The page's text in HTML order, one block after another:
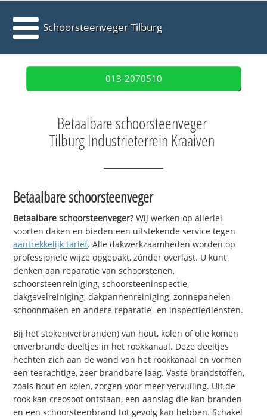
Schoorsteenveger Tilburg
013-2070510
Betaalbare schoorsteenveger
Tilburg Industrieterrein Kraaiven
Betaalbare schoorsteenveger
Betaalbare schoorsteenveger? Wij werken op allerlei
soorten daken en bieden een uitstekende service tegen
aantrekkelijk tarief. Alle dakwerkzaamheden worden op
professionele wijze opgepakt, zónder overlast. U kunt
denken aan reparatie van schoorstenen,
schoorsteenreiniging, schoorsteeninspectie,
dakgevelreiniging, dakpannenreiniging, zonnepanelen
schoonmaken en andere reparatie- en inspectiediensten.
Bij het stoken(verbranden) van hout, kolen of olie komen
onverbrande deeltjes in het rookkanaal. Deze deeltjes
hechten zich aan de wand van het rookkanaal en vormen
een teerachtige, zeer brandbare laag. Vaste brandstoffen,
zoals hout en kolen, zorgen voor meer vervuiling. Uit de
rook kan creosoot ontstaan, een aanslag die kan branden
en een schoorsteenbrand tot gevolg kan hebben. Schakel